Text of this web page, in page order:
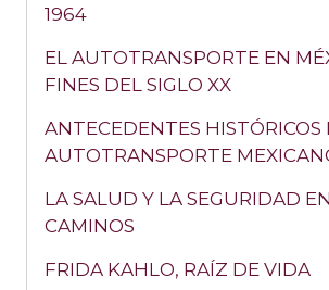
1964
EL AUTOTRANSPORTE EN
FINES DEL SIGLO XX
ANTECEDENTES HISTÓRICOS
AUTOTRANSPORTE
LA SALUD Y LA SEGURIDAD
CAMINOS
FRIDA KAHLO, RAÍZ DE VIDA